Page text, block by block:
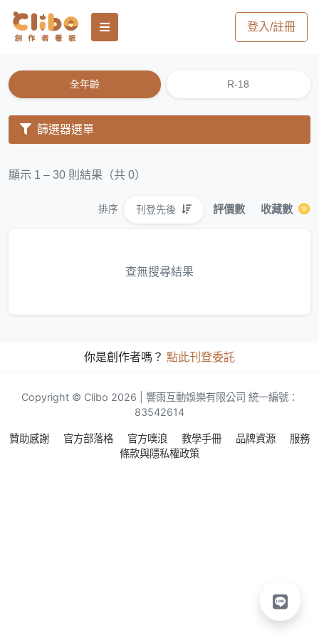
登入/註冊
全年齡 R-18
篩選器選單
顯示 1 – 30 則結果（共 0）
排序 刊登先後 評價數 收藏數
查無搜尋結果
你是創作者嗎？ 點此刊登委託
Copyright © Clibo 2026 | 響雨互動娛樂有限公司 統一編號：
83542614
贊助感謝 官方部落格 官方噗浪 教學手冊 品牌資源
服務
條款與隱私權政策